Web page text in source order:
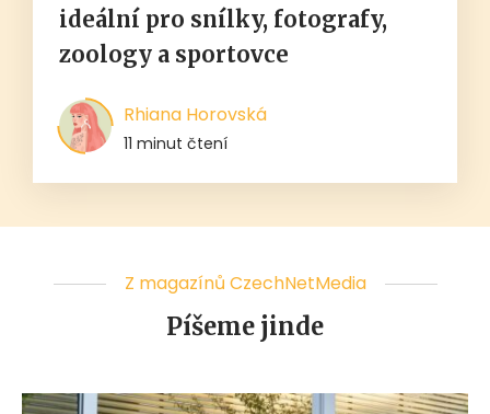
ideální pro snílky, fotografy,
zoology a sportovce
Rhiana Horovská
11 minut čtení
Z magazínů CzechNetMedia
Píšeme jinde